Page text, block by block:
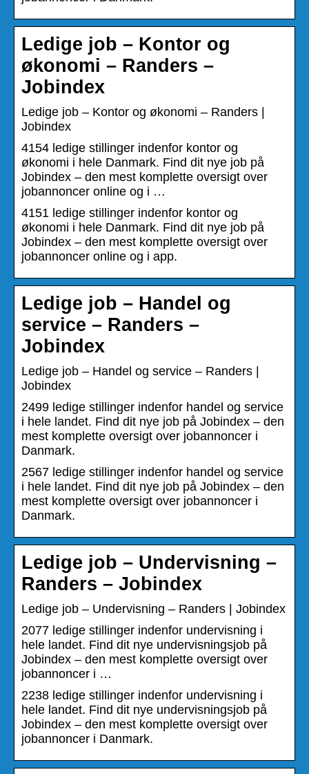
Ledige job – Kontor og
økonomi – Randers –
Jobindex
Ledige job – Kontor og økonomi – Randers |
Jobindex
4154 ledige stillinger indenfor kontor og
økonomi i hele Danmark. Find dit nye job på
Jobindex – den mest komplette oversigt over
jobannoncer online og i …
4151 ledige stillinger indenfor kontor og
økonomi i hele Danmark. Find dit nye job på
Jobindex – den mest komplette oversigt over
jobannoncer online og i app.
Ledige job – Handel og
service – Randers –
Jobindex
Ledige job – Handel og service – Randers |
Jobindex
2499 ledige stillinger indenfor handel og service
i hele landet. Find dit nye job på Jobindex – den
mest komplette oversigt over jobannoncer i
Danmark.
2567 ledige stillinger indenfor handel og service
i hele landet. Find dit nye job på Jobindex – den
mest komplette oversigt over jobannoncer i
Danmark.
Ledige job – Undervisning –
Randers – Jobindex
Ledige job – Undervisning – Randers | Jobindex
2077 ledige stillinger indenfor undervisning i
hele landet. Find dit nye undervisningsjob på
Jobindex – den mest komplette oversigt over
jobannoncer i …
2238 ledige stillinger indenfor undervisning i
hele landet. Find dit nye undervisningsjob på
Jobindex – den mest komplette oversigt over
jobannoncer i Danmark.